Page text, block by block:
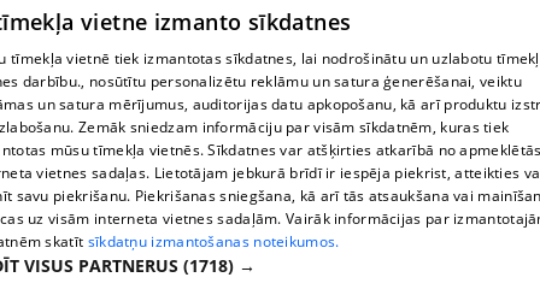
Добавление
комментариев
TВ-программа
Условия договора
360 Ziņu kontakti
Helio Media
Служба помощи портала: э-почта -
vietne izmanto sīkdatnes
tīmekļa vietnē tiek izmantotas sīkdatnes, lai nodrošinātu un uzlabotu
darbību., nosūtītu personalizētu reklāmu un satura ģenerēšanai, veiktu
un satura mērījumus, auditorijas datu apkopošanu, kā arī produktu
Zemāk sniedzam informāciju par visām sīkdatnēm, kuras tiek
mūsu tīmekļa vietnēs. Sīkdatnes var atšķirties atkarībā no
vietnes sadaļas. Lietotājam jebkurā brīdī ir iespēja piekrist, atteikties
savu piekrišanu. Piekrišanas sniegšana, kā arī tās atsaukšana vai
uz visām interneta vietnes sadaļām. Vairāk informācijas par
skatīt sīkdatņu izmantošanas noteikumos.
VISUS PARTNERUS (1718) →